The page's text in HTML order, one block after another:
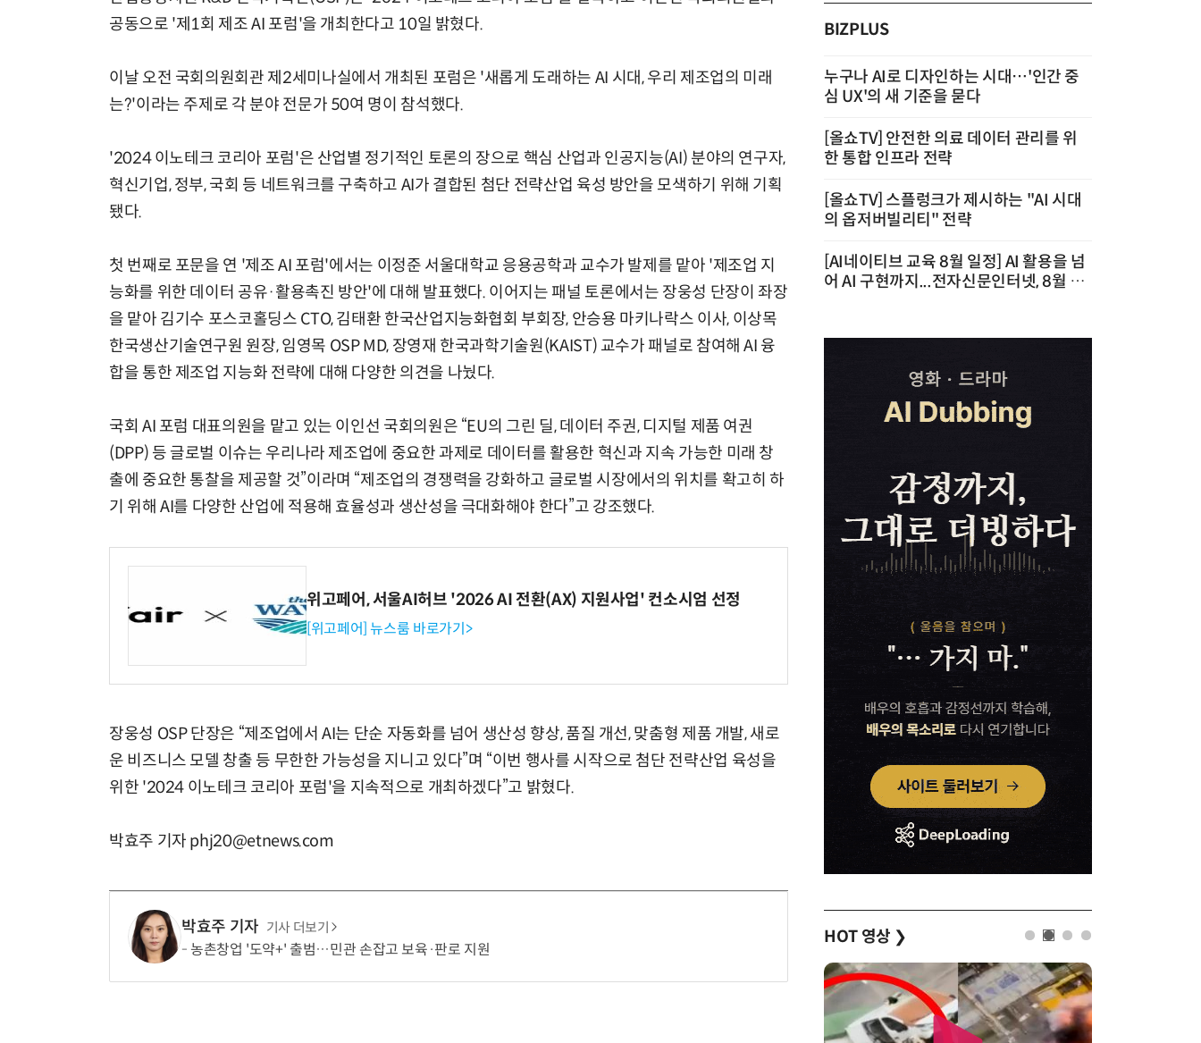
공동으로 '제1회 제조 AI 포럼'을 개최한다고 10일 밝혔다.
이날 오전 국회의원회관 제2세미나실에서 개최된 포럼은 '새롭게 도래하는 AI 시대, 우리 제조업의 미래
는?'이라는 주제로 각 분야 전문가 50여 명이 참석했다.
'2024 이노테크 코리아 포럼'은 산업별 정기적인 토론의 장으로 핵심 산업과 인공지능(AI) 분야의 연구자,
혁신기업, 정부, 국회 등 네트워크를 구축하고 AI가 결합된 첨단 전략산업 육성 방안을 모색하기 위해 기획
됐다.
첫 번째로 포문을 연 '제조 AI 포럼'에서는 이정준 서울대학교 응용공학과 교수가 발제를 맡아 '제조업 지
능화를 위한 데이터 공유·활용촉진 방안'에 대해 발표했다. 이어지는 패널 토론에서는 장웅성 단장이 좌장
을 맡아 김기수 포스코홀딩스 CTO, 김태환 한국산업지능화협회 부회장, 안승용 마키나락스 이사, 이상목
한국생산기술연구원 원장, 임영목 OSP MD, 장영재 한국과학기술원(KAIST) 교수가 패널로 참여해 AI 융
합을 통한 제조업 지능화 전략에 대해 다양한 의견을 나눴다.
국회 AI 포럼 대표의원을 맡고 있는 이인선 국회의원은 “EU의 그린 딜, 데이터 주권, 디지털 제품 여권
(DPP) 등 글로벌 이슈는 우리나라 제조업에 중요한 과제로 데이터를 활용한 혁신과 지속 가능한 미래 창
출에 중요한 통찰을 제공할 것”이라며 “제조업의 경쟁력을 강화하고 글로벌 시장에서의 위치를 확고히 하
기 위해 AI를 다양한 산업에 적용해 효율성과 생산성을 극대화해야 한다”고 강조했다.
위고페어, 서울AI허브 '2026 AI 전환(AX) 지원사업' 컨소시엄 선정
[위고페어] 뉴스룸 바로가기>
장웅성 OSP 단장은 “제조업에서 AI는 단순 자동화를 넘어 생산성 향상, 품질 개선, 맞춤형 제품 개발, 새로
운 비즈니스 모델 창출 등 무한한 가능성을 지니고 있다”며 “이번 행사를 시작으로 첨단 전략산업 육성을
위한 '2024 이노테크 코리아 포럼'을 지속적으로 개최하겠다”고 밝혔다.
박효주 기자 phj20@etnews.com
박효주 기자 기사 더보기
농촌창업 '도약+' 출범…민관 손잡고 보육·판로 지원
BIZPLUS
누구나 AI로 디자인하는 시대…'인간 중
심 UX'의 새 기준을 묻다
[올쇼TV] 안전한 의료 데이터 관리를 위
한 통합 인프라 전략
[올쇼TV] 스플렁크가 제시하는 "AI 시대
의 옵저버빌리티" 전략
[AI네이티브 교육 8월 일정] AI 활용을 넘
어 AI 구현까지...전자신문인터넷, 8월 실
HOT 영상 ❯